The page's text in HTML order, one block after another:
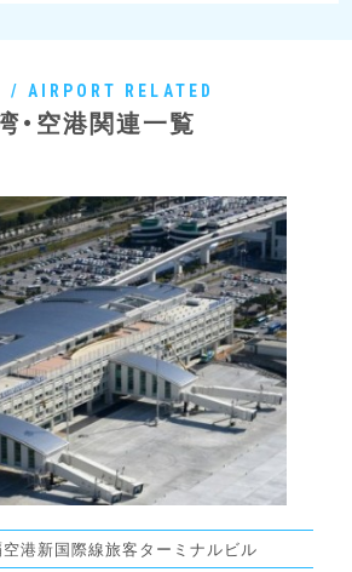
/ AIRPORT RELATED
・空港関連一覧
港新国際線旅客ターミナルビル